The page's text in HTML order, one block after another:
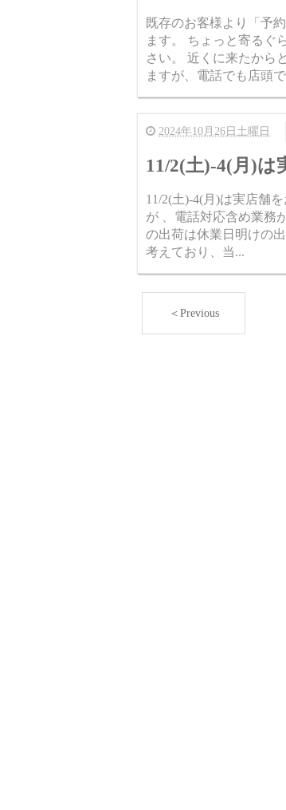
既存のお客様より「予
ます。 ちょっと寄るぐ
さい。 近くに来たから
ますが、電話でも店頭
2024年10月26日土曜日
11/2(土)-4(月)は
11/2(土)-4(月)は実店舗
が 、電話対応含め業務
の出荷は休業日明けの
考えており、当...
＜Previous